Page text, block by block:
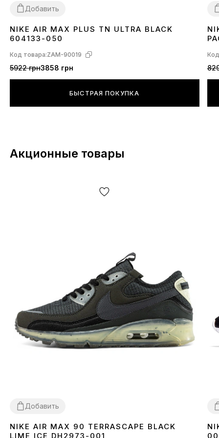
Добавить
3637 38 39 404142 434445
NIKE AIR MAX PLUS TN ULTRA BLACK
604133-050
Код товара:ZAM-90019
5922 грн3858 грн
БЫСТРАЯ ПОКУПКА
Акционные товары
Добавить
3640 4142 434445
NIKE AIR MAX 90 TERRASCAPE BLACK
LIME ICE DH2973-001